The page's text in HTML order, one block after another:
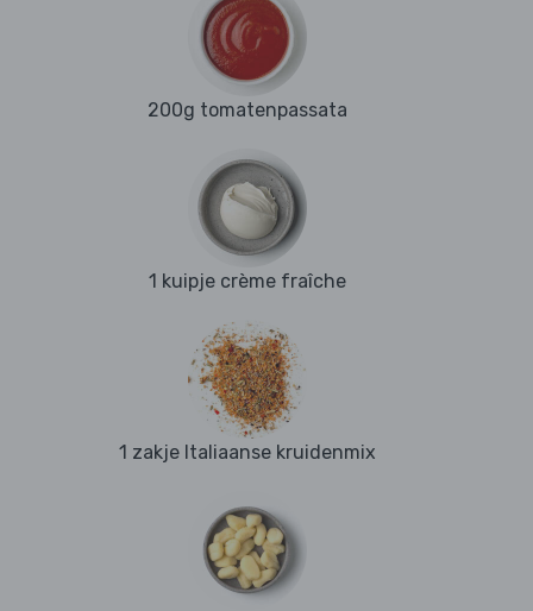
200g tomatenpassata
1 kuipje crème fraîche
1 zakje Italiaanse kruidenmix